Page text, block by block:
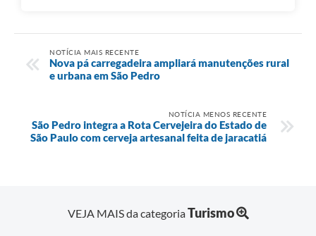
NOTÍCIA MAIS RECENTE
Nova pá carregadeira ampliará manutenções rural
e urbana em São Pedro
NOTÍCIA MENOS RECENTE
São Pedro integra a Rota Cervejeira do Estado de
São Paulo com cerveja artesanal feita de jaracatiá
VEJA MAIS da categoriaTurismo